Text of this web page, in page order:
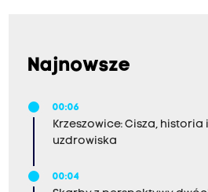
Najnowsze
00:06
Krzeszowice: Cisza,
uzdrowiska
00:04